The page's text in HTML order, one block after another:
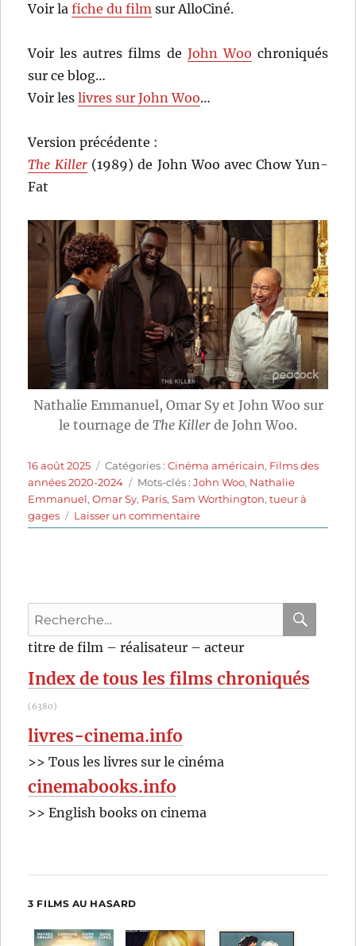
Voir lafiche du film sur AlloCiné.
Voir les autres films de John Woo chroniqués
sur ce blog…
Voir leslivres sur John Woo…
Version précédente :
The Killer(1989) de John Woo avec Chow Yun-
Fat
Nathalie Emmanuel, Omar Sy et John Woo sur
le tournage de The Killer de John Woo.
Publié
le
16 août 2025 Catégories
Catégories :Cinéma américain, Films des
années 2020-2024
Étiquettes
Mots-clés :John Woo, Nathalie
Emmanuel,Omar Sy, Paris,Sam Worthington,tueur à
gages
Laisser un commentairesur
The
Recherche
pour
titre de film – réalisateur – acteur
Index de tous les films chroniqués
(6380)
livres-cinema.info
>> Tous les livres sur le cinéma
cinemabooks.info
>> English books on cinema
3 FILMS AU HASARD